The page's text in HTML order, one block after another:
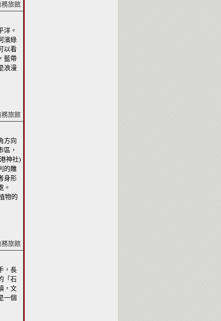
務旅館
洋。
濱綠
以看
藍帶
浪漫
務旅館
方向
區，
神社)
的雕
身形
。
物的
務旅館
，長
「石
，文
一個